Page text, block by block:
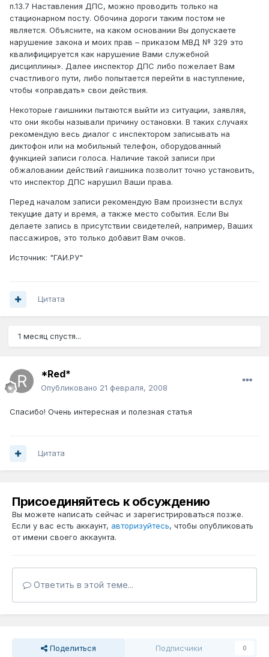
п.13.7 Наставления ДПС, можно проводить только на
стационарном посту. Обочина дороги таким постом не
является. Объясните, на каком основании Вы допускаете
нарушение закона и моих прав – приказом МВД № 329 это
квалифицируется как нарушение Вами служебной
дисциплины». Далее инспектор ДПС либо пожелает Вам
счастливого пути, либо попытается перейти в наступление,
чтобы «оправдать» свои действия.
Некоторые гаишники пытаются выйти из ситуации, заявляя,
что они якобы называли причину остановки. В таких случаях
рекомендую весь диалог с инспектором записывать на
диктофон или на мобильный телефон, оборудованный
функцией записи голоса. Наличие такой записи при
обжаловании действий гаишника позволит точно установить,
что инспектор ДПС нарушил Ваши права.
Перед началом записи рекомендую Вам произнести вслух
текущие дату и время, а также место события. Если Вы
делаете запись в присутствии свидетелей, например, Ваших
пассажиров, это только добавит Вам очков.
Источник: "ГАИ.РУ"
Цитата
1 месяц спустя...
*Red*
Опубликовано 21 февраля, 2008
Спасибо! Очень интересная и полезная статья
Цитата
Присоединяйтесь к обсуждению
Вы можете написать сейчас и зарегистрироваться позже.
Если у вас есть аккаунт, авторизуйтесь, чтобы опубликовать
от имени своего аккаунта.
Ответить в этой теме...
Поделиться Подписчики 0